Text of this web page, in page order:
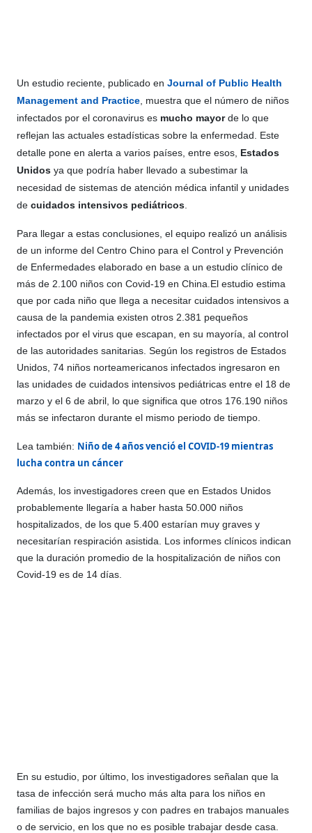
Un estudio reciente, publicado enJournal of Public Health
Management and Practice , muestra que el número de niños
infectados por el coronavirus es mucho mayorde lo que
reflejan las actuales estadísticas sobre la enfermedad. Este
detalle pone en alerta a varios países, entre esos, Estados
Unidos ya que podría haber llevado a subestimar la
necesidad de sistemas de atención médica infantil y unidades
decuidados intensivos pediátricos
Para llegar a estas conclusiones, el equipo realizó un análisis
de un informe del Centro Chino para el Control y Prevención
de Enfermedades elaborado en base a un estudio clínico de
más de 2.100 niños con Covid-19 en China El estudio estima
que por cada niño que llega a necesitar cuidados intensivos a
causa de la pandemia existen otros 2.381 pequeños
infectados por el virus que escapan, en su mayoría, al control
de las autoridades sanitarias. Según los registros de Estados
Unidos, 74 niños norteamericanos infectados ingresaron en
las unidades de cuidados intensivos pediátricas entre el 18 de
marzo y el 6 de abril, lo que significa que otros 176.190 niños
más se infectaron durante el mismo periodo de tiempo.
Lea también: Niño de 4 años venció el COVID-19 mientras
lucha contra un cáncer
Además, los investigadores creen que en Estados Unidos
probablemente llegaría a haber hasta 50.000 niños
hospitalizados, de los que 5.400 estarían muy graves y
necesitarían respiración asistida. Los informes clínicos indican
que la duración promedio de la hospitalización de niños con
Covid-19 es de 14 días.
En su estudio, por último, los investigadores señalan que la
tasa de infección será mucho más alta para los niños en
familias de bajos ingresos y con padres en trabajos manuales
o de servicio, en los que no es posible trabajar desde casa.